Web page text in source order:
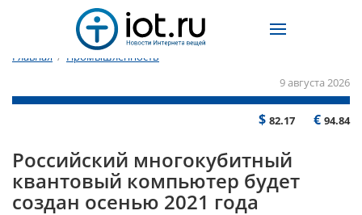
Главная / Промышленность
9 августа 2026
$ 82.17 € 94.84
Российский многокубитный
квантовый компьютер будет
создан осенью 2021 года